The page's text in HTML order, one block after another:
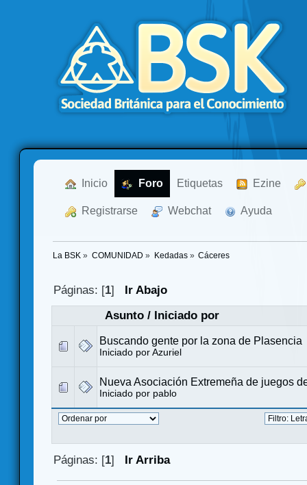
Inicio Foro Etiquetas Ezine
Registrarse Webchat Ayuda
La BSK » COMUNIDAD » Kedadas» Cáceres
Páginas: [1]
Ir Abajo
Asunto/ Iniciado por
Buscando gente por la zona de Plasencia
Iniciado por Azuriel
Nueva Asociación Extremeña de juegos
Iniciado por pablo
Páginas: [1] Ir Arriba